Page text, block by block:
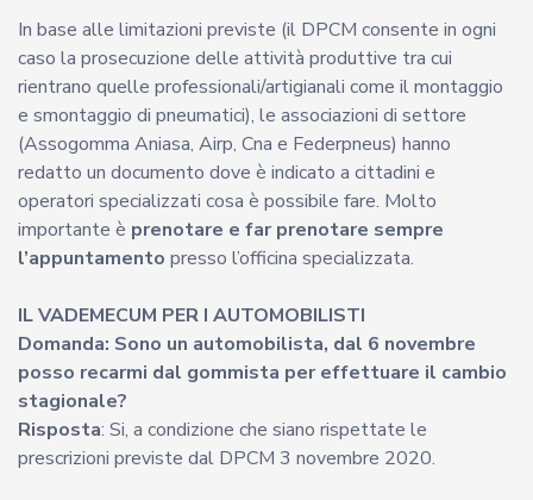
In base alle limitazioni previste (il DPCM consente in ogni
caso la prosecuzione delle attività produttive tra cui
rientrano quelle professionali/artigianali come il montaggio
e smontaggio di pneumatici), le associazioni di settore
(Assogomma Aniasa, Airp, Cna e Federpneus) hanno
redatto un documento dove è indicato a cittadini e
operatori specializzati cosa è possibile fare. Molto
importante è prenotare e far prenotare sempre
l’appuntamento presso l’officina specializzata.
IL VADEMECUM PER I AUTOMOBILISTI
Domanda: Sono un automobilista, dal 6 novembre
posso recarmi dal gommista per effettuare il cambio
stagionale?
Risposta: Si, a condizione che siano rispettate le
prescrizioni previste dal DPCM 3 novembre 2020.